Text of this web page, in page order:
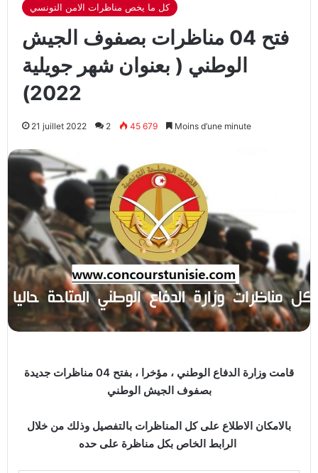
كل ما يخص مناظرات الامن التونسي
فتح 04 مناظرات بصفوف الجيش
الوطني ( بعنوان شهر جويلية
2022)
21 juillet 2022 2 45 679 Moins d’une minute
قامت وزارة الدفاع الوطني ، مؤخرا ، بفتح 04 مناظرات جديدة
بصفوف الجيش الوطني
بالامكان الاطلاع على كل المناظرات بالتفصيل وذلك من خلال